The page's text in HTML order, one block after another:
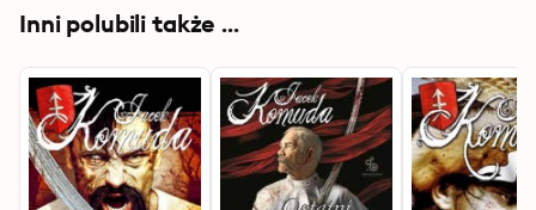
Fortunie stawiając na jedną kartę honor i
doświadczenie.
Inni polubili także ...